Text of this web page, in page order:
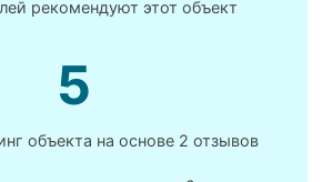
рекомендуют этот объект
5
объекта на основе 2 отзывов